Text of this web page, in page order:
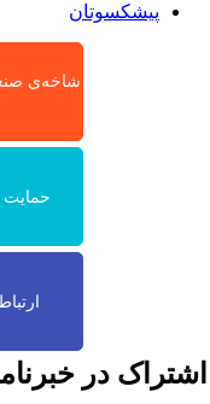
پیشکسوتان
شاخه‌ی
حمایت
در خبرنامه